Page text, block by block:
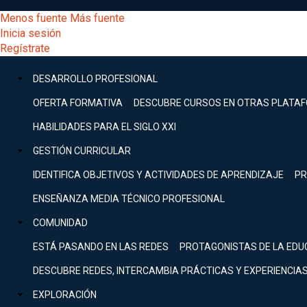
al
contenido
principal
[Educarchile
Escritorio]
Menú
entrar
mi
Menos fuente Más fuente
Inicia sesión
Regístrate
Menú
principal
DESARROLLO PROFESIONAL
OFERTA FORMATIVA DESCUBRE CURSOS EN OTRAS
HABILIDADES PARA EL SIGLO XXI
GESTIÓN CURRICULAR
IDENTIFICA OBJETIVOS Y ACTIVIDADES DE APRENDIZAJE
ENSEÑANZA MEDIA TÉCNICO PROFESIONAL
COMUNIDAD
ESTÁ PASANDO EN LAS REDES PROTAGONISTAS DE LA
DESCUBRE REDES, INTERCAMBIA PRÁCTICAS Y EXPERIENCIAS
EXPLORACIÓN
Buscar
Menú
principal
DESARROLLO
Expand
GESTIÓN
Expand
COMUNIDAD
Expand
EXPLORACIÓN
[Educarchile
Inicia